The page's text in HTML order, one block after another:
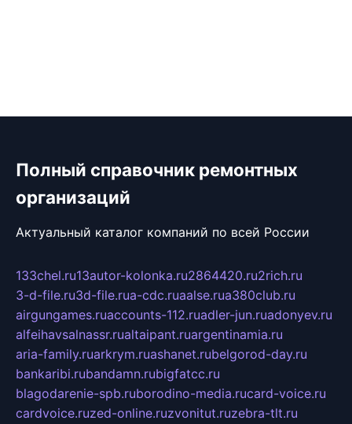
Полный справочник ремонтных
организаций
Актуальный каталог компаний по всей России
133chel.ru13autor-kolonka.ru2864420.ru2rich.ru
3-d-file.ru3d-file.rua-cdc.ruaalse.rua380club.ru
airgungames.ruaccounts-112.ruadler-jun.ruadonyev.ru
alfeihavsalnassr.rualtaipant.ruargentinamia.ru
aria-family.ruarkrym.ruashanet.rubelgorod-day.ru
bankaribi.rubandamn.rubigfatcc.ru
blagodarenie-spb.ruborodino-media.rucard-voice.ru
cardvoice.ruzed-online.ruzvonitut.ruzebra-tlt.ru